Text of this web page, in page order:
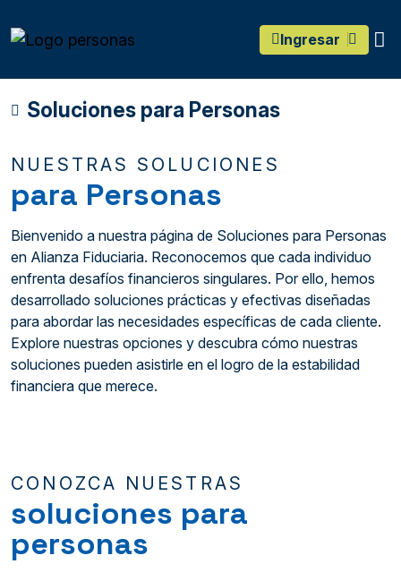
Ingresar
Soluciones para Personas
NUESTRAS SOLUCIONES
para Personas
Bienvenido a nuestra página de Soluciones para Personas
en Alianza Fiduciaria. Reconocemos que cada individuo
enfrenta desafíos financieros singulares. Por ello, hemos
desarrollado soluciones prácticas y efectivas diseñadas
para abordar las necesidades específicas de cada cliente.
Explore nuestras opciones y descubra cómo nuestras
soluciones pueden asistirle en el logro de la estabilidad
financiera que merece.
CONOZCA NUESTRAS
soluciones para
personas